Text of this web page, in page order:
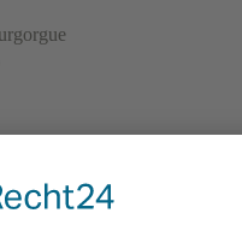
e.V. / Burgstraße 85 /